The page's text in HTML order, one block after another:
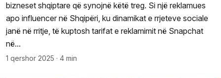
bizneset shqiptare që synojnë këtë treg. Si një reklamues
apo influencer në Shqipëri, ku dinamikat e rrjeteve sociale
janë në rritje, të kuptosh tarifat e reklamimit në Snapchat
në...
1 qershor 2025 · 4 min